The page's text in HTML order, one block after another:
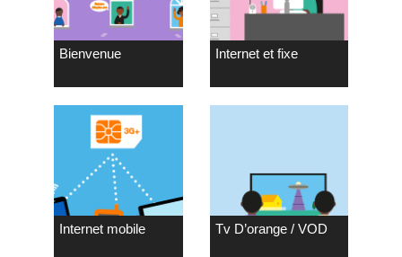
Bienvenue Internet et fixe
Internet mobile Tv D’orange / VOD